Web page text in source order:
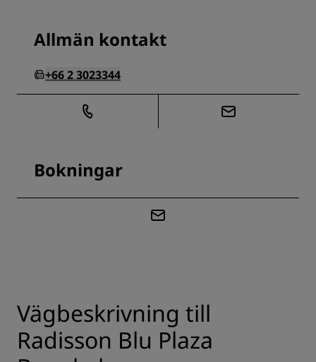
Allmän kontakt
+66 2 3023344
Bokningar
Vägbeskrivning till
Radisson Blu Plaza